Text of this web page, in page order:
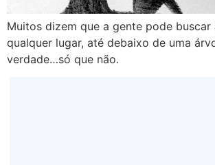
Muitos dizem que a gente pode buscar
qualquer lugar, até debaixo de uma
verdade…só que não.